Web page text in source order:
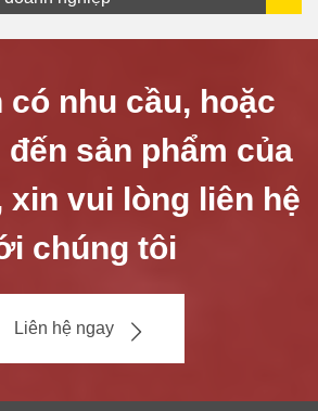
có nhu cầu, hoặc
đến sản phẩm của
xin vui lòng liên hệ
chúng tôi
Liên hệ ngay